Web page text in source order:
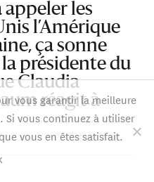
appeler les
l’Amérique
ça sonne
la présidente du
Claudia
réagit à
vous garantir la meilleure
Si vous continuez à utiliser
vous en êtes satisfait.